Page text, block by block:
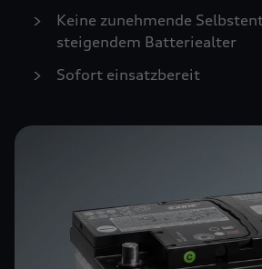
Keine zunehmende
steigendem Batteriealter
Sofort einsatzbereit